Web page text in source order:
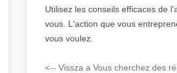
Utilisez les conseils efficaces de
vous. L'action que vous
vous voulez.
<-- Vissza a Vous cherchez des